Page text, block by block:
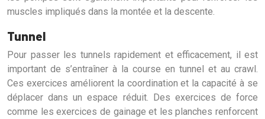
muscles impliqués dans la montée et la descente.
Tunnel
Pour passer les tunnels rapidement et efficacement, il est
important de s’entraîner à la course en tunnel et au crawl.
Ces exercices améliorent la coordination et la capacité à se
déplacer dans un espace réduit. Des exercices de force
comme les exercices de gainage et les planches renforcent